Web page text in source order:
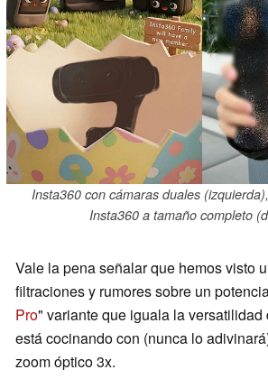
Insta360 con cámaras duales
Insta360 a tamaño completo
Vale la pena señalar que hemos visto
filtraciones y rumores sobre un
Pro" variante que iguala la versatilidad
está cocinando con (nunca lo
zoom óptico 3x.